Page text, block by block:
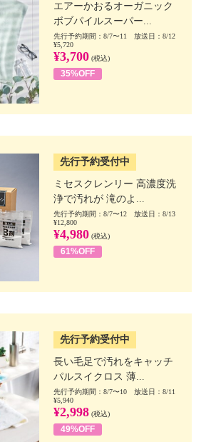
エアーかおるオーガニック
ボブパイルスーパー...
先行予約期間：8/7〜11 放送日：8/12
¥5,720
¥3,700 (税込)
35%OFF
先行予約受付中
ミセスクレンリー 高濃度洗
浄で汚れが 滝のよ...
先行予約期間：8/7〜12 放送日：8/13
¥12,800
¥4,980 (税込)
61%OFF
先行予約受付中
長い毛足で汚れをキャッチ
パルスイクロス 薄...
先行予約期間：8/7〜10 放送日：8/11
¥5,940
¥2,998 (税込)
49%OFF